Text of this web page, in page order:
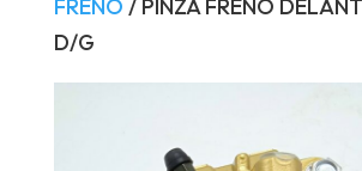
FRENO / PINZA FRENO
D/G